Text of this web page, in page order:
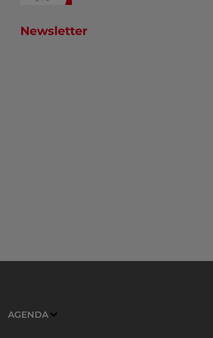
Newsletter
AGENDA